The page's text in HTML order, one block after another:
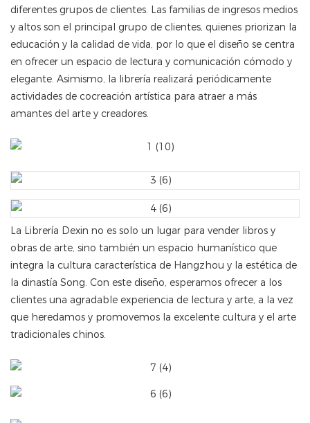
diferentes grupos de clientes. Las familias de ingresos medios
y altos son el principal grupo de clientes, quienes priorizan la
educación y la calidad de vida, por lo que el diseño se centra
en ofrecer un espacio de lectura y comunicación cómodo y
elegante. Asimismo, la librería realizará periódicamente
actividades de cocreación artística para atraer a más
amantes del arte y creadores.
La Librería Dexin no es solo un lugar para vender libros y
obras de arte, sino también un espacio humanístico que
integra la cultura característica de Hangzhou y la estética de
la dinastía Song. Con este diseño, esperamos ofrecer a los
clientes una agradable experiencia de lectura y arte, a la vez
que heredamos y promovemos la excelente cultura y el arte
tradicionales chinos.